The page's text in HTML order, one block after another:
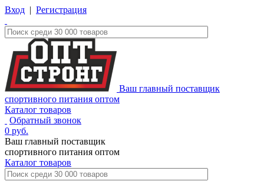
Вход | Регистрация
Ваш главный поставщик
спортивного питания оптом
Каталог товаров
Обратный звонок
0 руб.
Ваш главный поставщик
спортивного питания оптом
Каталог товаров